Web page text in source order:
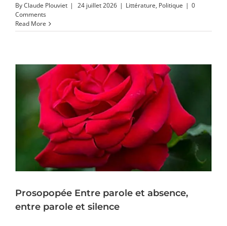
ByClaude Plouviet | 24 juillet 2026 | Littérature, Politique | 0
Comments
Read More
Prosopopée Entre parole et absence,
entre parole et silence